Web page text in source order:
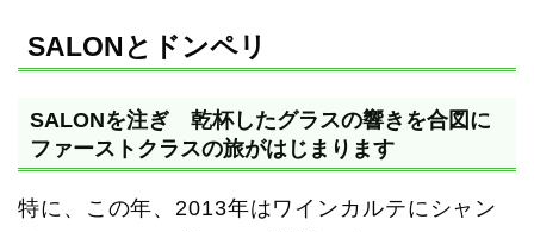
SALONとドンペリ
SALONを注ぎ 乾杯したグラスの響きを合図に
ファーストクラスの旅がはじまります
特に、この年、2013年はワインカルテにシャン